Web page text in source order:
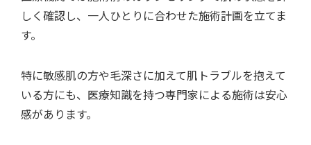
しく確認し、一人ひとりに合わせた施術計画を立てま
す。
特に敏感肌の方や毛深さに加えて肌トラブルを抱えて
いる方にも、医療知識を持つ専門家による施術は安心
感があります。